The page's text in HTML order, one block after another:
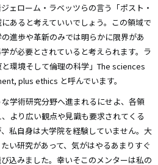
ェローム・ラベッツらの言う「ポスト・
あると考えていいでしょう。この領域で
進歩や革新のみでは明らかに限界があ
が必要とされていると考えられます。ラ
環境そして倫理の科学」The sciences
plus ethics と呼んでいます。
学術研究分野へ進まれるにせよ、各領
より広い観点や見識も要求されてくる
私自身は大学院を経験していません。大
い研究があって、気がはやるあまりすぐ
込みました。幸いそこのメンターは私の